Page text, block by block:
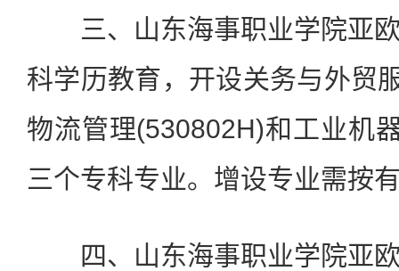
三、山东海事职业学院亚欧
科学历教育，开设关务与外贸
物流管理(530802H)和工业机
三个专科专业。增设专业需按
四、山东海事职业学院亚欧